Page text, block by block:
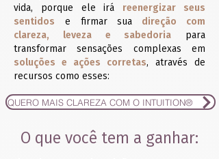
vida, porque ele irá reenergizar seus
sentidos e firmar sua direção com
clareza, leveza e sabedoria para
transformar sensações complexas em
soluções e ações corretas, através de
recursos como esses:
QUERO MAIS CLAREZA COM O INTUITION®
O que você tem a ganhar: